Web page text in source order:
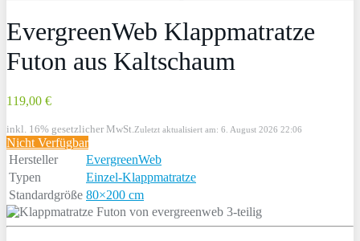
EvergreenWeb Klappmatratze
Futon aus Kaltschaum
119,00 €
inkl. 16% gesetzlicher MwSt. Zuletzt aktualisiert am: 6. August 2026 22:06
Nicht Verfügbar
Hersteller
EvergreenWeb
Typen
Einzel-Klappmatratze
Standardgröße 80×200 cm